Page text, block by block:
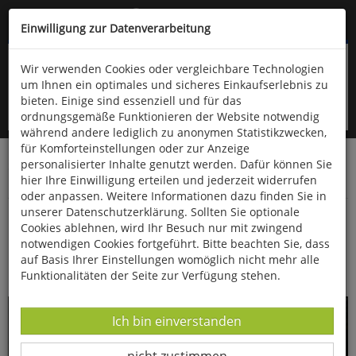
Kompletten Head der Seite überspringen
oder (06766) 9323-960
Startseite Bücher Downloads
Zeitschriften
Fossilien
Eine bemerkenswerte Epökie aus dem
Rupbach-Schiefer - Lebendbewuchs eines
Trilobiten
Einwilligung zur Datenverarbeitung
Wir verwenden Cookies oder vergleichbare Technologien
um Ihnen ein optimales und sicheres Einkaufserlebnis zu
bieten. Einige sind essenziell und für das
ordnungsgemäße Funktionieren der Website notwendig
während andere lediglich zu anonymen Statistikzwecken,
für Komforteinstellungen oder zur Anzeige
personalisierter Inhalte genutzt werden. Dafür können Sie
hier Ihre Einwilligung erteilen und jederzeit widerrufen
oder anpassen. Weitere Informationen dazu finden Sie in
unserer Datenschutzerklärung. Sollten Sie optionale
Cookies ablehnen, wird Ihr Besuch nur mit zwingend
notwendigen Cookies fortgeführt. Bitte beachten Sie, dass
auf Basis Ihrer Einstellungen womöglich nicht mehr alle
Funktionalitäten der Seite zur Verfügung stehen.
Datenverarbeitung -
Ich bin einverstanden